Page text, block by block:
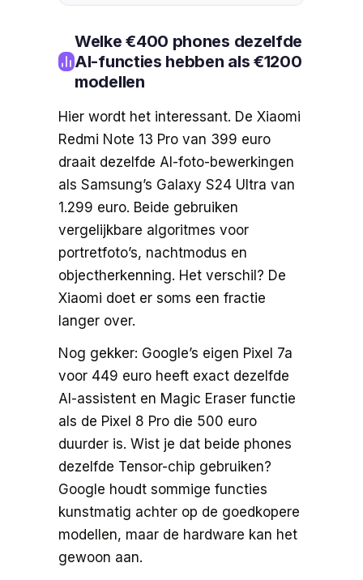
Welke €400 phones dezelfde
AI-functies hebben als €1200
modellen
Hier wordt het interessant. De Xiaomi
Redmi Note 13 Pro van 399 euro
draait dezelfde AI-foto-bewerkingen
als Samsung’s Galaxy S24 Ultra van
1.299 euro. Beide gebruiken
vergelijkbare algoritmes voor
portretfoto’s, nachtmodus en
objectherkenning. Het verschil? De
Xiaomi doet er soms een fractie
langer over.
Nog gekker: Google’s eigen Pixel 7a
voor 449 euro heeft exact dezelfde
AI-assistent en Magic Eraser functie
als de Pixel 8 Pro die 500 euro
duurder is. Wist je dat beide phones
dezelfde Tensor-chip gebruiken?
Google houdt sommige functies
kunstmatig achter op de goedkopere
modellen, maar de hardware kan het
gewoon aan.